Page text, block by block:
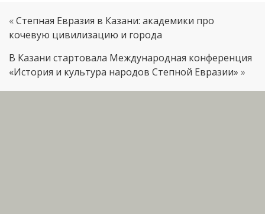
«Степная Евразия в Казани: академики про
кочевую цивилизацию и города
В Казани стартовала Международная конференция
«История и культура народов Степной Евразии» »